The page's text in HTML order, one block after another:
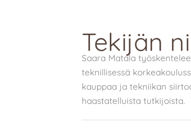
Tekijän
Saara Matala
teknillisessä
kauppaa ja tekniikan
haastatelluista tutkijoista.